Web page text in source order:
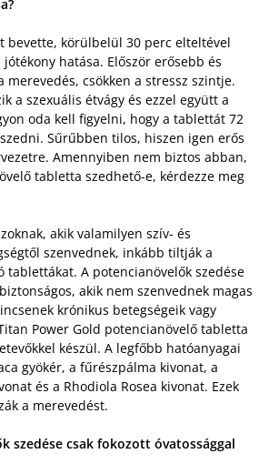
bevette, körülbelül 30 perc elteltével
hatása. Először erősebb és
merevedés, csökken a stressz szintje.
a szexuális étvágy és ezzel együtt a
oda kell figyelni, hogy a tablettát 72
Sűrűbben tilos, hiszen igen erős
Amennyiben nem biztos abban,
tabletta szedhető-e, kérdezze meg
akik valamilyen szív- és
szenvednek, inkább tiltják a
tablettákat. A potencianövelők szedése
akik nem szenvednek magas
krónikus betegségeik vagy
Power Gold potencianövelő tabletta
készül. A legfőbb hatóanyagai
gyökér, a fűrészpálma kivonat, a
és a Rhodiola Rosea kivonat. Ezek
a merevedést.
szedése csak fokozott óvatossággal